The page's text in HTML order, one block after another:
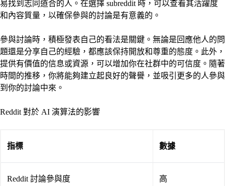
易找到志同道合的人。在選擇 subreddit 時，可以查看其活躍度
和內容質量，以確保參與的討論是有意義的。
參與討論時，積極發表自己的看法是關鍵。無論是回應他人的問
題還是分享自己的經驗，都應該保持開放和尊重的態度。此外，
提供有價值的信息或資源，可以增加你在社群中的可信度。隨著
時間的推移，你將能夠建立起良好的聲譽，並吸引更多的人參與
到你的討論中來。
Reddit 對於 AI 演算法的影響
指標 數據
Reddit 討論參與度 高